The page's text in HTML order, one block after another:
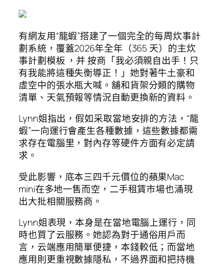
有網友用“龍蝦”搭建了一個完全的每周炊事計
劃系統，覆蓋2026年全年（365 天）的主炊
事計劃模板 ，并 按商「我必須親自出手！只
有我能將這種失衡導正！」她對著牛土豪和
虛空中的張水瓶大喊。舖和貨架分類的購物
清單、天氣預報等情況自動更換新的資料。
Lynn姐指出，假如采取當地安排的方法，“龍
蝦”一向運行會產生各種數據，這些數據都需
求存在電腦里，對內存等硬件方面有必定請
求。
受此影響，底本三四千元價位的蘋果Mac
mini在多地一售而空，二手租賃市場也涌現
出大批相關服務商。
Lynn姐表現，本身是在當地電腦上運行，同
時也買了云服務。她認為對于通俗用戶而
言，云端應用簡單便捷，本錢較低；而當地
應用則更重視數據隱私，不過界面和把持機